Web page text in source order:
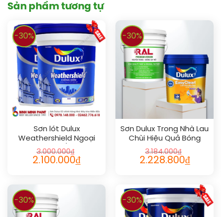
Sản phẩm tương tự
-30%
Sơn lót Dulux
Weathershield Ngoại
Thất (5L/18L)
3.000.000₫
2.100.000₫
-30%
Sơn Dulux Trong Nhà Lau
Chùi Hiệu Quả Bóng
3.184.000₫
2.228.800₫
-30% -30%